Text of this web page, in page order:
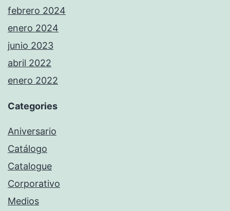
febrero 2024
enero 2024
junio 2023
abril 2022
enero 2022
Categories
Aniversario
Catálogo
Catalogue
Corporativo
Medios